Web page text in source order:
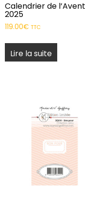
Calendrier de l’Avent
2025
119.00€ TTC
Lire la suite